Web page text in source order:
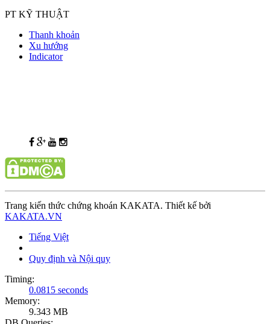
PT KỸ THUẬT
Thanh khoản
Xu hướng
Indicator
Trang kiến thức chứng khoán KAKATA. Thiết kế bởi
KAKATA.VN
Tiếng Việt
Quy định và Nội quy
Timing:
0.0815 seconds
Memory:
9.343 MB